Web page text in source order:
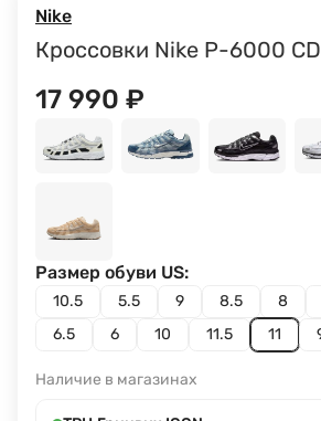
Nike
Кроссовки Nike P-6000
17 990 ₽
10.5 5.5 9 8.5 8
6.5
6 10 11.5 11
Размер обуви US:
Наличие в магазинах